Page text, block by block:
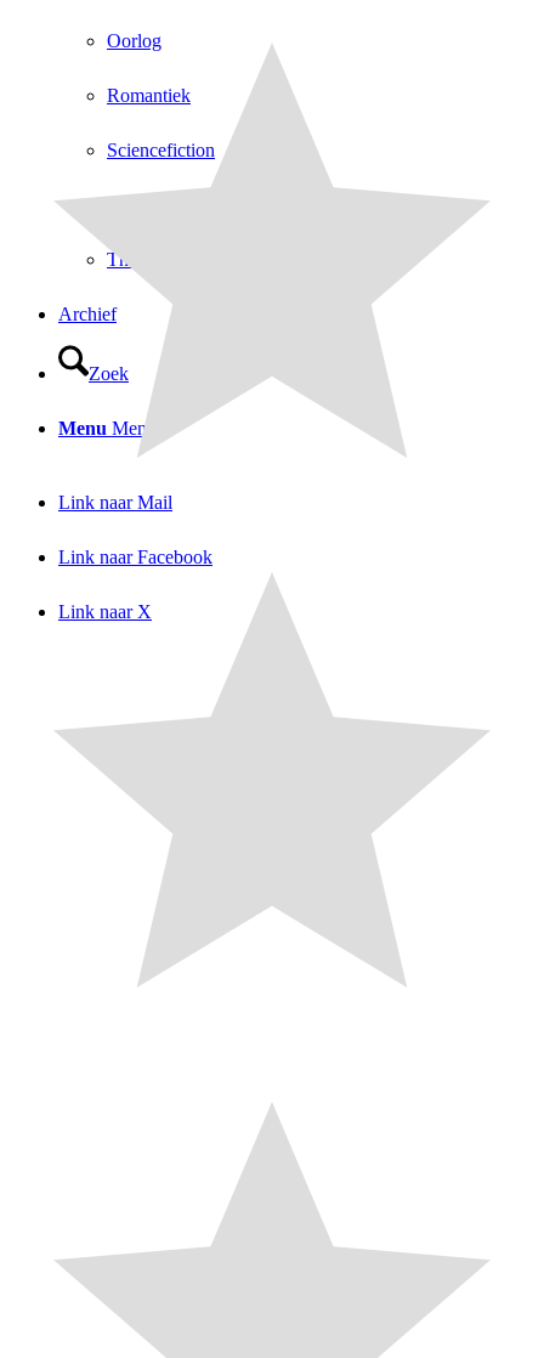
Oorlog
Romantiek
Sciencefiction
Thriller
Archief
Zoek
Menu Menu
Link naar Mail
Link naar Facebook
Link naar X